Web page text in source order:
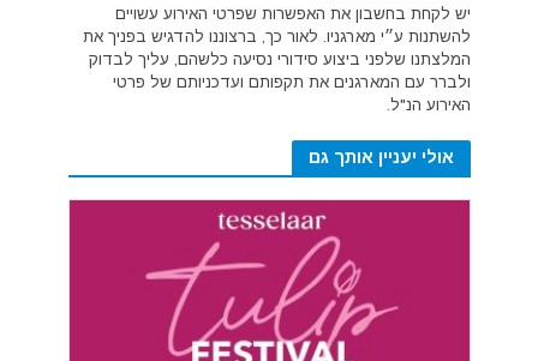
יש לקחת בחשבון את האפשרות שפרטי האירוע עשויים
להשתנות ע״י מארגניו. לאור כך, ברצוננו להדגיש בפניך את
המלצתנו שלפני ביצוע סידורי נסיעה כלשהם, עליך לבדוק
ולברר עם המארגנים את תקפותם ועדכניותם של פרטי
האירוע הנ"ל.
אולי יעניין אותך גם